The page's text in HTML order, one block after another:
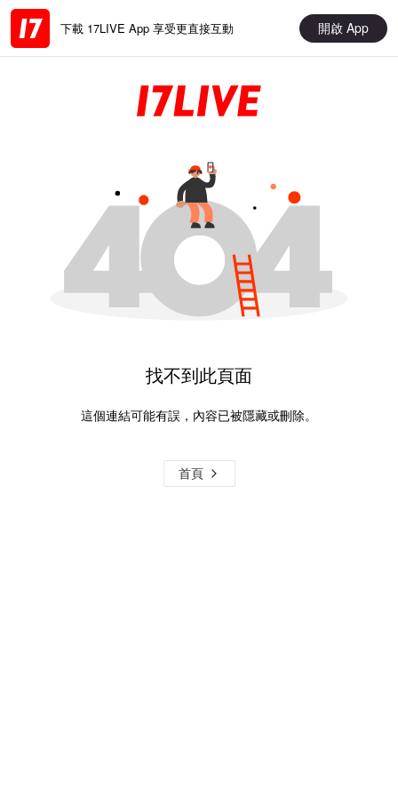
下載 17LIVE App 享受更直接互動 開啟 App
找不到此頁面
這個連結可能有誤，內容已被隱藏或刪除。
首頁